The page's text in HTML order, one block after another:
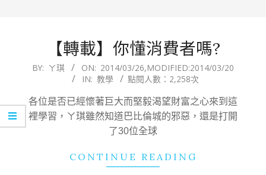
【轉載】你懂消費者嗎?
2014-
26
BY: ㄚ琪 ON: 2014/03/26,MODIFIED:2014/03/20
IN: 教學 點閱人數：2,258次
各位是否已經懷著巨大而堅毅渴望財富之心來到這
裡學習，ㄚ琪雖然知道巴比倫城的邪惡，還是打開
了30位全球
CONTINUE READING